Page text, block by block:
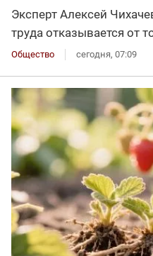
Эксперт Алексей
труда отказывается от
Общество сегодня, 07:09